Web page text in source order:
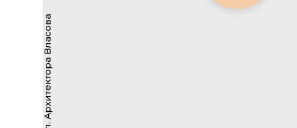
ул. Архитектора Власова